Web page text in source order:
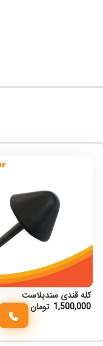
کله قندی سندبلاست
1,500,000 تومان